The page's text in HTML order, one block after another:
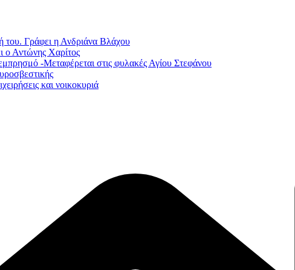
του. Γράφει η Ανδριάνα Βλάχου
ο Αντώνης Χαρίτος
-Μεταφέρεται στις φυλακές Αγίου Στεφάνου
και νοικοκυριά